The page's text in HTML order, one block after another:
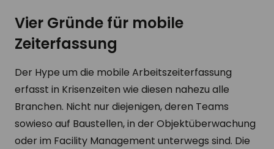
Vier Gründe für mobile
Zeiterfassung
Der Hype um die mobile Arbeitszeiterfassung
erfasst in Krisenzeiten wie diesen nahezu alle
Branchen. Nicht nur diejenigen, deren Teams
sowieso auf Baustellen, in der Objektüberwachung
oder im Facility Management unterwegs sind. Die